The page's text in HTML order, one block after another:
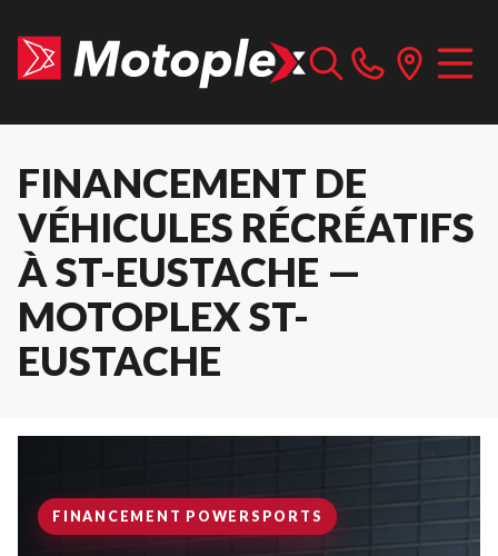
FINANCEMENT DE
VÉHICULES RÉCRÉATIFS
À ST-EUSTACHE —
MOTOPLEX ST-
EUSTACHE
FINANCEMENT POWERSPORTS